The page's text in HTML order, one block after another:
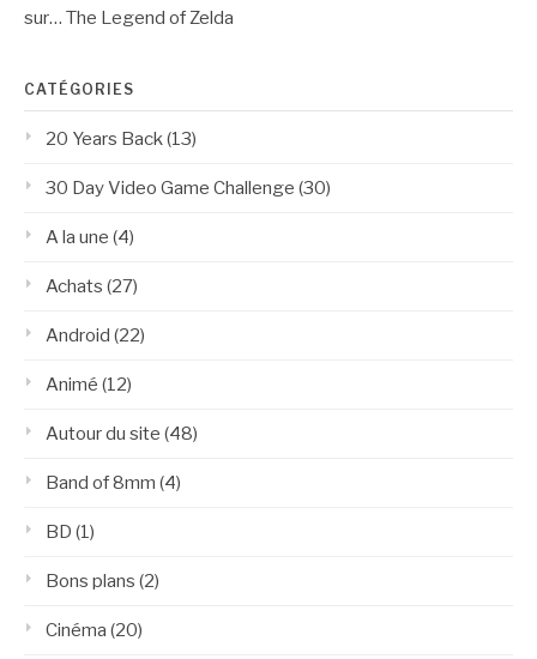
sur… The Legend of Zelda
CATÉGORIES
20 Years Back(13)
30 Day Video Game Challenge (30)
A la une (4)
Achats (27)
Android (22)
Animé (12)
Autour du site (48)
Band of 8mm (4)
BD (1)
Bons plans (2)
Cinéma (20)